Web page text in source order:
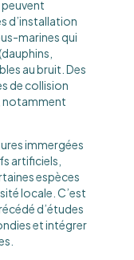
peuvent
d’installation
marines qui
au bruit. Des
de collision
notamment
immergées
artificiels,
espèces
locale. C’est
d’études
et intégrer